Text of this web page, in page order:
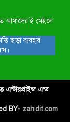
আমাদের ই-মেইলে
ছাড়া ব্যবহার
এন্টারপ্রাইজ এন্ড
BY- zahidit.com